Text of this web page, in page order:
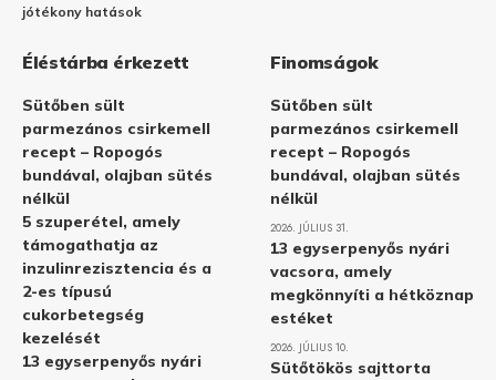
jótékony hatások
Éléstárba érkezett
Sütőben sült
parmezános csirkemell
recept – Ropogós
bundával, olajban sütés
nélkül
5 szuperétel, amely
támogathatja az
inzulinrezisztencia és a
2-es típusú
cukorbetegség
kezelését
13 egyserpenyős nyári
Finomságok
Sütőben sült
parmezános csirkemell
recept – Ropogós
bundával, olajban sütés
nélkül
2026. JÚLIUS 31.
13 egyserpenyős nyári
vacsora, amely
megkönnyíti a hétköznap
estéket
2026. JÚLIUS 10.
Sütőtökös sajttorta